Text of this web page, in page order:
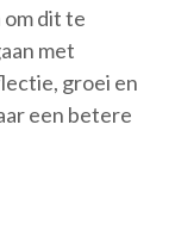
dit te
met
groei en
een betere